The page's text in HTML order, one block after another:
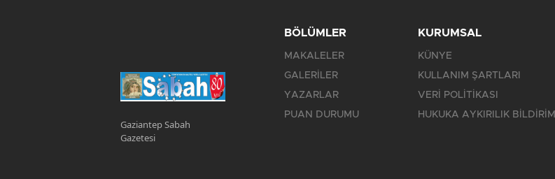
Gaziantep Sabah
Gazetesi
BÖLÜMLER
MAKALELER
GALERİLER
YAZARLAR
PUAN DURUMU
KURUMSAL
KÜNYE
KULLANIM ŞARTLARI
VERİ POLİTİKASI
HUKUKA AYKIRILIK BİLDİRİMİ